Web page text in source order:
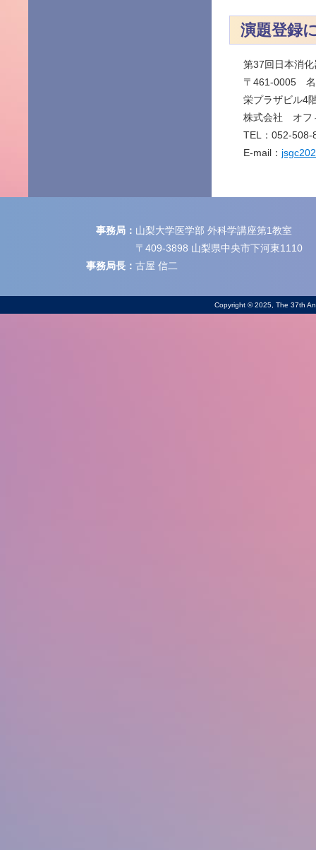
演題登録
第37回日本消
〒461-0005 名
栄プラザビル4
株式会社 オフ
TEL：052-508-
E-mail：
事務局： 山梨大学医学部 外科学講座第1教室
〒409-3898 山梨県中央市下河東1110
事務局長： 古屋 信二
Copyright © 2025, The 37th